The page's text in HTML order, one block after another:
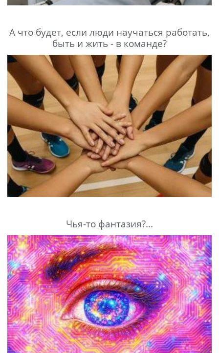
А что будет, если люди научаться работать,
быть и жить - в команде?
Чья-то фантазия?...